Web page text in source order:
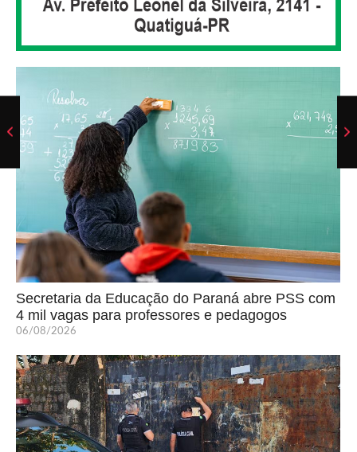
Secretaria da Educação do Paraná abre PSS com
4 mil vagas para professores e pedagogos
06/08/2026